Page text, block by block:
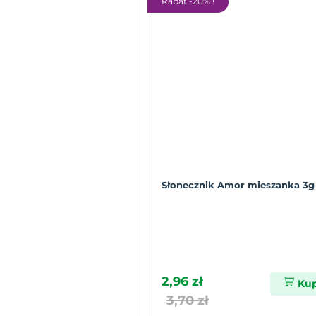
Słonecznik Amor mieszanka 3g
2,96 zł
3,70 zł